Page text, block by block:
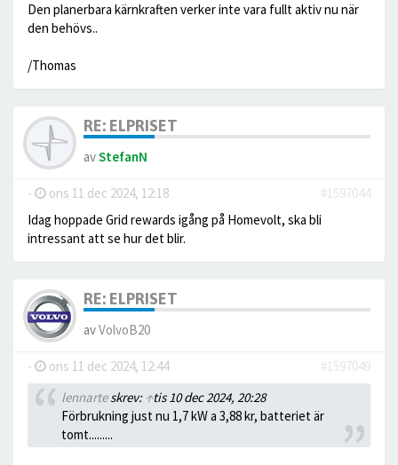
Den planerbara kärnkraften verker inte vara fullt aktiv nu när
den behövs..
/Thomas
RE: ELPRISET
avStefanN
- ons 11 dec 2024, 12:18
#1597044
Idag hoppade Grid rewards igång på Homevolt, ska bli
intressant att se hur det blir.
RE: ELPRISET
avVolvoB20
- ons 11 dec 2024, 12:44
#1597049
lennarteskrev: ↑tis 10 dec 2024, 20:28
Förbrukning just nu 1,7 kW a 3,88 kr, batteriet är
tomt.........